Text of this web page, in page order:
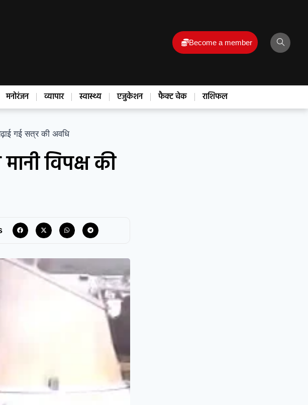
Become a member
मनोरंजन व्यापार स्वास्थ्य एजुकेशन फैक्ट चेक राशिफल
गई सत्र की अवधि
विपक्ष की